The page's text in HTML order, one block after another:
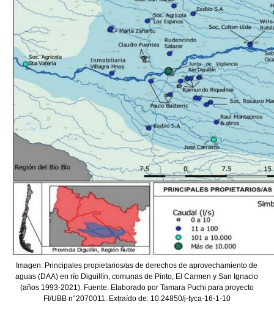
Imagen: Principales propietarios/as de derechos de aprovechamiento de
aguas (DAA) en río Diguillín, comunas de Pinto, El Carmen y San Ignacio
(años 1993-2021). Fuente: Elaborado por Tamara Puchi para proyecto
FI/UBB n°2070011. Extraído de: 10.24850/j-tyca-16-1-10